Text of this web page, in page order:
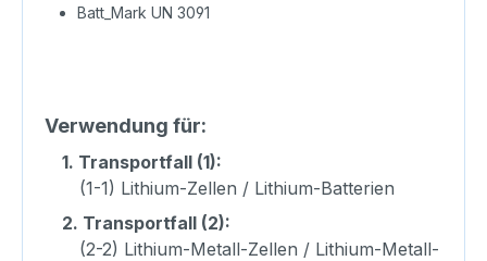
Batt_Mark UN 3091
Verwendung für:
1. Transportfall (1):
(1-1) Lithium-Zellen / Lithium-Batterien
2. Transportfall (2):
(2-2) Lithium-Metall-Zellen / Lithium-Metall-